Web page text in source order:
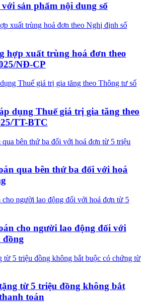
sản phẩm nội dung số
hợp xuất trùng hoá đơn theo
NĐ-CP
dụng Thuế giá trị gia tăng theo
TT-BTC
qua bên thứ ba đối với hoá
cho người lao động đối với
đồng
từ 5 triệu đồng không bắt
toán